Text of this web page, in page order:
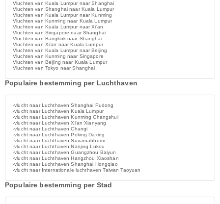
Vluchten van Kuala Lumpur naar Shanghai
Vluchten van Shanghai naar Kuala Lumpur
Vluchten van Kuala Lumpur naar Kunming
Vluchten van Kunming naar Kuala Lumpur
Vluchten van Kuala Lumpur naar Xi'an
Vluchten van Singapore naar Shanghai
Vluchten van Bangkok naar Shanghai
Vluchten van Xi'an naar Kuala Lumpur
Vluchten van Kuala Lumpur naar Beijing
Vluchten van Kunming naar Singapore
Vluchten van Beijing naar Kuala Lumpur
Vluchten van Tokyo naar Shanghai
Populaire bestemming per Luchthaven
-vlucht naar Luchthaven Shanghai Pudong
-vlucht naar Luchthaven Kuala Lumpur
-vlucht naar Luchthaven Kunming Changshui
-vlucht naar Luchthaven Xi'an Xianyang
-vlucht naar Luchthaven Changi
-vlucht naar Luchthaven Peking Daxing
-vlucht naar Luchthaven Suvarnabhumi
-vlucht naar Luchthaven Nanjing Lukou
-vlucht naar Luchthaven Guangzhou Baiyun
-vlucht naar Luchthaven Hangzhou Xiaoshan
-vlucht naar Luchthaven Shanghai Hongqiao
-vlucht naar Internationale luchthaven Taiwan Taoyuan
Populaire bestemming per Stad